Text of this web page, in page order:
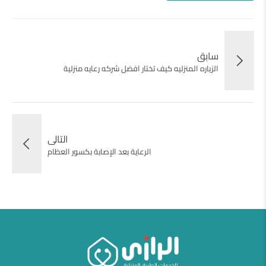
سابق
الزياره المنزليه كيف تختار افضل شركه رعايه منزلية
التالى
الرعاية بعد الإصابة بكسور العظام